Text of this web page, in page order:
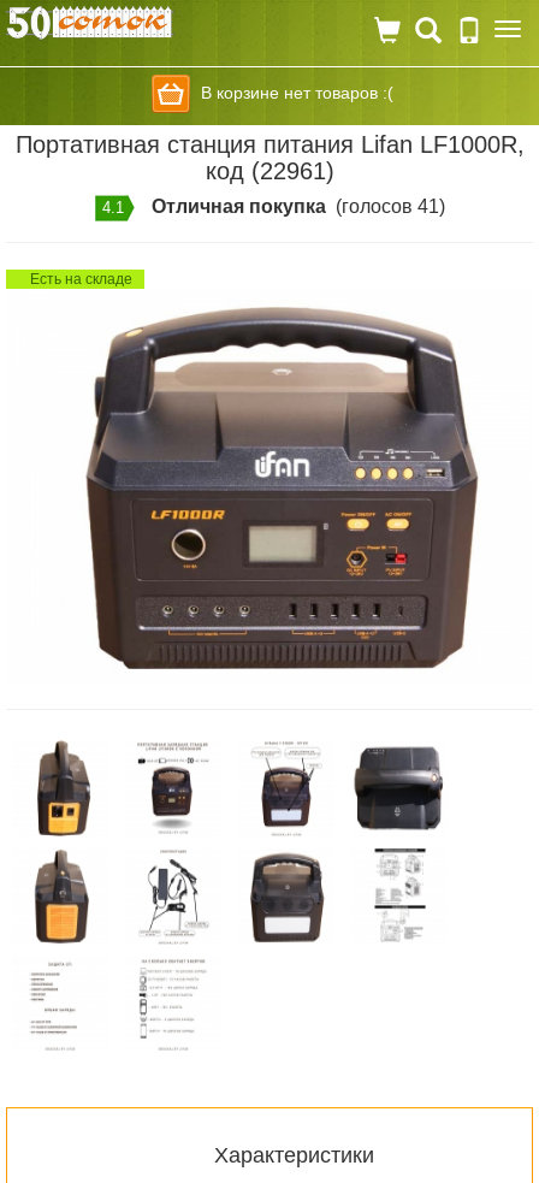
В корзине нет товаров :(
Портативная станция питания Lifan LF1000R,
код (22961)
4.1 Отличная покупка(голосов 41)
Есть на складе
Характеристики